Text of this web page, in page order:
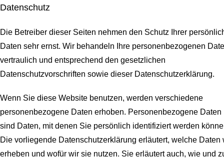
Datenschutz
Die Betreiber dieser Seiten nehmen den Schutz Ihrer
Daten sehr ernst. Wir behandeln Ihre personenbezogenen
vertraulich und entsprechend den gesetzlichen
Datenschutzvorschriften sowie dieser Datenschutzerklärung.
Wenn Sie diese Website benutzen, werden verschiedene
personenbezogene Daten erhoben. Personenbezogene Daten
sind Daten, mit denen Sie persönlich identifiziert werden
Die vorliegende Datenschutzerklärung erläutert, welche Daten
erheben und wofür wir sie nutzen. Sie erläutert auch, wie und